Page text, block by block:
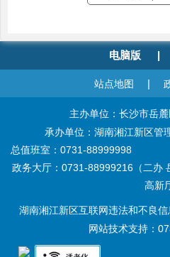
电脑版 |
站点地图 |
主办单位：长沙市岳
承办单位：湖南湘江新区管
总值班室：0731-88999998
政务大厅：0731-88999216（二办
高新
湖南湘江新区互联网违法和不良
网站技术支持：